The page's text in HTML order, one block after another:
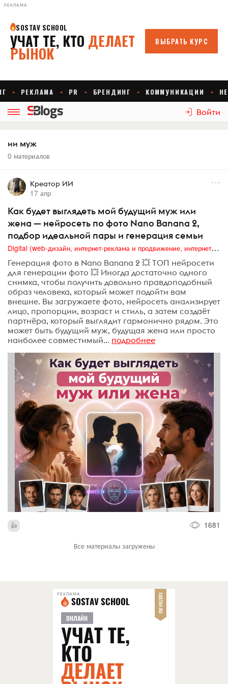
РЕКЛАМА
Войти
ии муж
0 материалов
Креатор ИИ
17 апр
Как будет выглядеть мой будущий муж или
жена — нейросеть по фото Nano Banana 2,
подбор идеальной пары и генерация семьи
Digital (web-дизайн, интернет-реклама и продвижение, интернет-сообщества и блоги, интернет-коммуникации, мобильный маркетинг, реклама на цифровых экранах)
Генерация фото в Nano Banana 2 💥 ТОП нейросети
для генерации фото 💥 Иногда достаточно одного
снимка, чтобы получить довольно правдоподобный
образ человека, который может подойти вам
внешне. Вы загружаете фото, нейросеть анализирует
лицо, пропорции, возраст и стиль, а затем создаёт
партнёра, который выглядит гармонично рядом. Это
может быть будущий муж, будущая жена или просто
наиболее совместимый... подробнее
1681
Все материалы загружены
РЕКЛАМА